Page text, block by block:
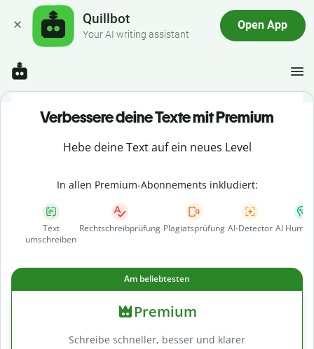
Quillbot
Your AI writing assistant
Open App
Verbessere deine Texte mit Premium
Hebe deine Text auf ein neues Level
In allen Premium-Abonnements inkludiert:
Text
umschreiben
Rechtschreibprüfung Plagiatsprüfung AI-Detector AI
Am beliebtesten
Premium
Schreibe schneller, besser und klarer